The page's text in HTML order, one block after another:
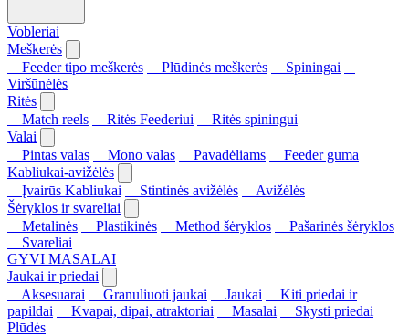
Vobleriai
Meškerės
Feeder tipo meškerės
Plūdinės meškerės
Spiningai
Viršūnėlės
Ritės
Match reels
Ritės Feederiui
Ritės spiningui
Valai
Pintas valas
Mono valas Pavadėliams
Feeder guma
Kabliukai-avižėlės
Įvairūs Kabliukai
Stintinės avižėlės
Avižėlės
Šėryklos ir svareliai
Metalinės
Plastikinės Method šėryklos
Pašarinės šėryklos
Svareliai
GYVI MASALAI
Jaukai ir priedai
Aksesuarai
Granuliuoti jaukai Jaukai
Kiti priedai ir
papildai
Kvapai, dipai, atraktoriai Masalai
Skysti priedai
Plūdės